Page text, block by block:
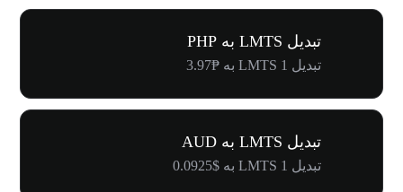
تبدیل LMTS به PHP
تبدیل 1 LMTS به ₱3.97
تبدیل LMTS به AUD
تبدیل 1 LMTS به $0.0925